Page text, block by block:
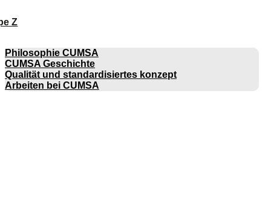
Z
Philosophie CUMSA
CUMSA Geschichte
Qualität und standardisiertes konzept
Arbeiten bei CUMSA